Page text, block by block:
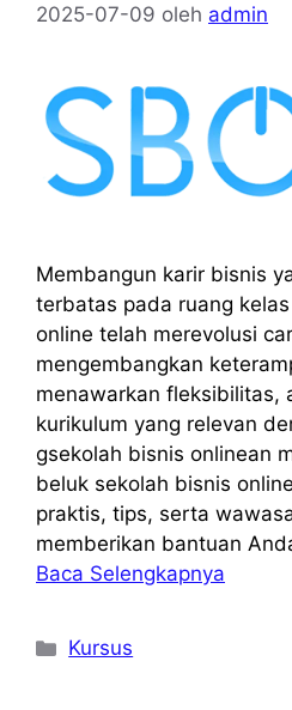
2025-07-09 oleh admin
Membangun karir bisnis
terbatas pada ruang
online telah merevolusi
mengembangkan
menawarkan fleksibilitas,
kurikulum yang relevan
gsekolah bisnis onlinean
beluk sekolah bisnis
praktis, tips, serta
memberikan bantuan
Baca Selengkapnya
Kategori
Kursus